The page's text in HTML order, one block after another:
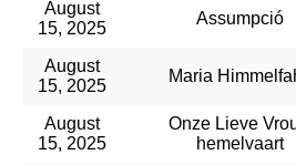
August
15, 2025
Assumpció
August
15, 2025
Maria
August
15, 2025
Onze Lieve
hemelvaart